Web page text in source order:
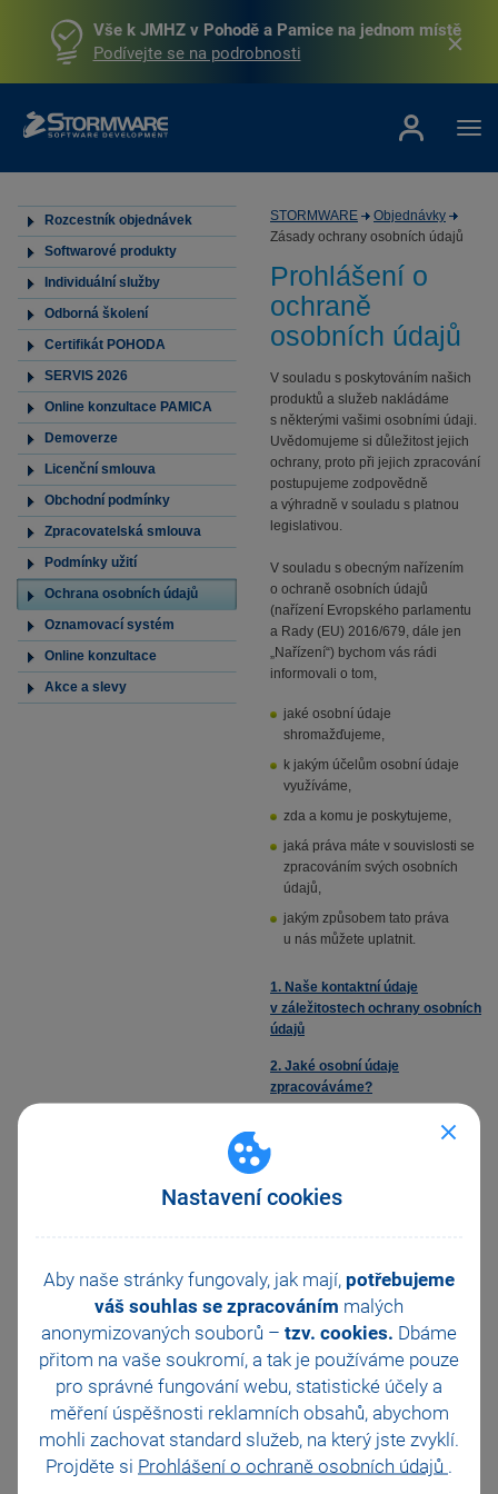
Nastavení cookies
Aby naše stránky fungovaly, jak mají, potřebujeme
váš souhlas se zpracováním malých
anonymizovaných souborů – tzv. cookies. Dbáme
přitom na vaše soukromí, a tak je používáme pouze
pro správné fungování webu, statistické účely a
měření úspěšnosti reklamních obsahů, abychom
mohli zachovat standard služeb, na který jste zvyklí.
Projděte si Prohlášení o ochraně osobních údajů .
Vše k JMHZ v Pohodě a Pamice na jednom místě
Podívejte se na podrobnosti
Rozcestník objednávek
Softwarové produkty
Individuální služby
Odborná školení
Certifikát POHODA
SERVIS 2026
Online konzultace PAMICA
Demoverze
Licenční smlouva
Obchodní podmínky
Zpracovatelská smlouva
Podmínky užití
Ochrana osobních údajů
Oznamovací systém
Online konzultace
Akce a slevy
STORMWARE
Objednávky
Zásady ochrany osobních údajů
Prohlášení o
ochraně
osobních údajů
V souladu s poskytováním našich
produktů a služeb nakládáme
s některými vašimi osobními údaji.
Uvědomujeme si důležitost jejich
ochrany, proto při jejich zpracování
postupujeme zodpovědně
a výhradně v souladu s platnou
legislativou.
V souladu s obecným nařízením
o ochraně osobních údajů
(nařízení Evropského parlamentu
a Rady (EU) 2016/679, dále jen
„Nařízení“) bychom vás rádi
informovali o tom,
jaké osobní údaje
shromažďujeme,
k jakým účelům osobní údaje
využíváme,
zda a komu je poskytujeme,
jaká práva máte v souvislosti se
zpracováním svých osobních
údajů,
jakým způsobem tato práva
u nás můžete uplatnit.
1. Naše kontaktní údaje
v záležitostech ochrany osobních
údajů
2. Jaké osobní údaje
zpracováváme?
3. Právní základ zpracování
osobních údajů, způsob a účel
4. Doba uložení osobních údajů
6. Předávání osobních údajů do
7. Vaše práva v souvislosti s tím,
že zpracováváme vaše osobní
údaje
8. Jak můžete uplatnit svá práva
uvedená v článku 7